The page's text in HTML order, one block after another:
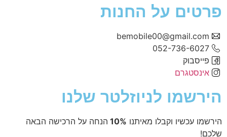
פרטים על החנות
bemobile00@gmail.com
052-736-6027
פייסבוק
אינסטגרם
הירשמו לניוזלטר שלנו
הירשמו עכשיו וקבלו מאיתנו 10% הנחה על הרכישה הבאה
שלכם!